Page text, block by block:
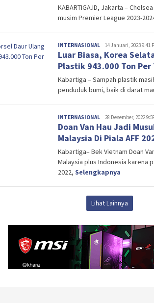
KABARTIGA.ID, Jakarta –
musim Premier League 2023-
INTERNASIONAL admin
14 Januari, 2023 9:41
Luar Biasa, Korea
Plastik 943.000 Ton Per
Kabartiga – Sampah plastik
penduduk bumi, baik di darat
INTERNASIONAL Editor
28 Desember, 2022
Doan Van Hau Jadi
Malaysia Di Piala AFF
Kabartiga– Bek Vietnam Doan
Malaysia plus Indonesia karena
2022, Selengkapnya
Lihat Lainnya